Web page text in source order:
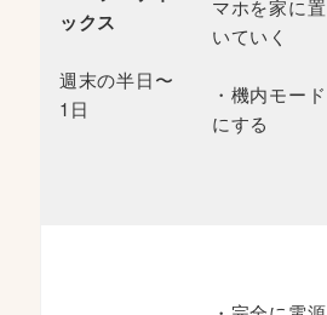
ックス
週末の半日〜
1日
マホを家に置
いていく
・機内モード
にする